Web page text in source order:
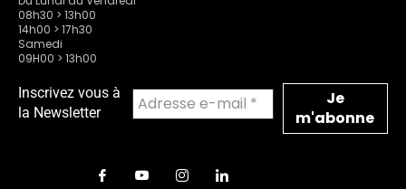
08h30 > 13h00
14h00 > 17h30
Samedi
09H00 > 13h00
Inscrivez vous à
la Newsletter